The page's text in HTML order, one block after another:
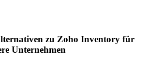
zu Zoho Inventory für
Unternehmen